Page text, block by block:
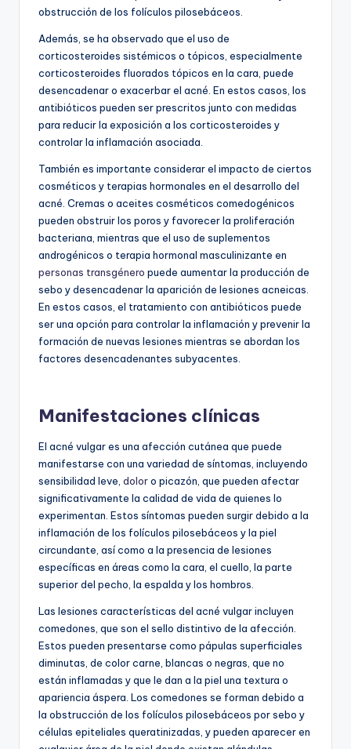
obstrucción de los folículos pilosebáceos.
Además, se ha observado que el uso de
corticosteroides sistémicos o tópicos, especialmente
corticosteroides fluorados tópicos en la cara, puede
desencadenar o exacerbar el acné. En estos casos, los
antibióticos pueden ser prescritos junto con medidas
para reducir la exposición a los corticosteroides y
controlar la inflamación asociada.
También es importante considerar el impacto de ciertos
cosméticos y terapias hormonales en el desarrollo del
acné. Cremas o aceites cosméticos comedogénicos
pueden obstruir los poros y favorecer la proliferación
bacteriana, mientras que el uso de suplementos
androgénicos o terapia hormonal masculinizante en
personas transgénero puede aumentar la producción de
sebo y desencadenar la aparición de lesiones acneicas.
En estos casos, el tratamiento con antibióticos puede
ser una opción para controlar la inflamación y prevenir la
formación de nuevas lesiones mientras se abordan los
factores desencadenantes subyacentes.
Manifestaciones clínicas
El acné vulgar es una afección cutánea que puede
manifestarse con una variedad de síntomas, incluyendo
sensibilidad leve, doloro picazón, que pueden afectar
significativamente la calidad de vida de quienes lo
experimentan. Estos síntomas pueden surgir debido a la
inflamación de los folículos pilosebáceos y la piel
circundante, así como a la presencia de lesiones
específicas en áreas como la cara, el cuello, la parte
superior del pecho, la espalda y los hombros.
Las lesiones características del acné vulgar incluyen
comedones, que son el sello distintivo de la afección.
Estos pueden presentarse como pápulas superficiales
diminutas, de color carne, blancas o negras, que no
están inflamadas y que le dan a la piel una textura o
apariencia áspera. Los comedones se forman debido a
la obstrucción de los folículos pilosebáceos por sebo y
células epiteliales queratinizadas, y pueden aparecer en